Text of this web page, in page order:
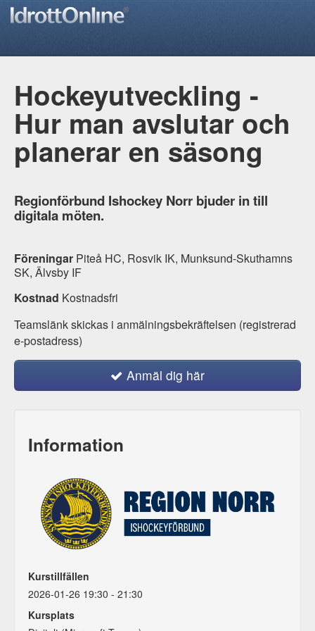
Hockeyutveckling -
Hur man avslutar och
planerar en säsong
Regionförbund Ishockey Norr bjuder in till
digitala möten.
Föreningar Piteå HC, Rosvik IK, Munksund-Skuthamns
SK, Älvsby IF
Kostnad Kostnadsfri
Teamslänk skickas i anmälningsbekräftelsen (registrerad
e-postadress)
Anmäl dig här
Information
Kurstillfällen
2026-01-26 19:30 - 21:30
Kursplats